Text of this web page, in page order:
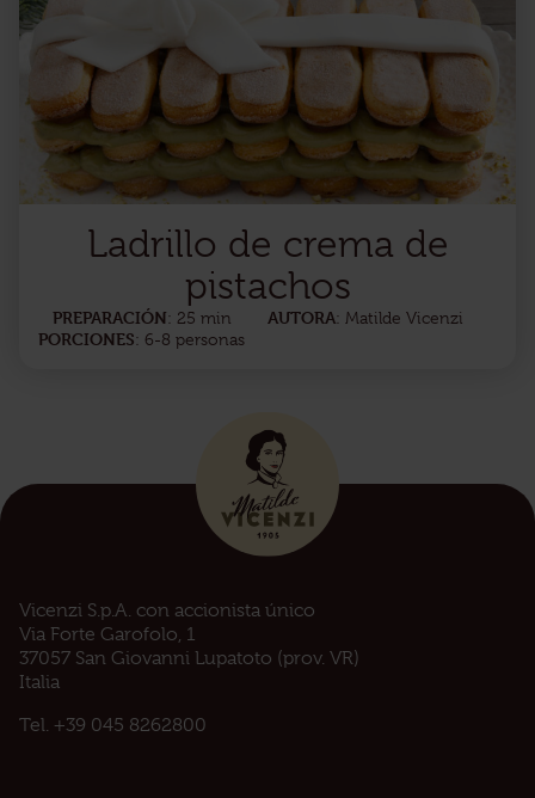
Ladrillo de crema de
pistachos
PREPARACIÓN: 25 min
PORCIONES: 6-8 personas
AUTORA: Matilde Vicenzi
Vicenzi S.p.A. con accionista único
Via Forte Garofolo, 1
37057 San Giovanni Lupatoto (prov. VR)
Italia
Tel. +39 045 8262800